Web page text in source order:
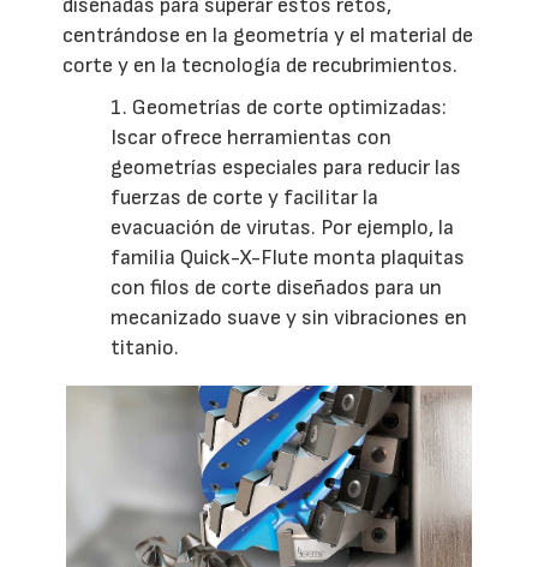
diseñadas para superar estos retos,
centrándose en la geometría y el material de
corte y en la tecnología de recubrimientos.
1. Geometrías de corte optimizadas:
Iscar ofrece herramientas con
geometrías especiales para reducir las
fuerzas de corte y facilitar la
evacuación de virutas. Por ejemplo, la
familia Quick-X-Flute monta plaquitas
con filos de corte diseñados para un
mecanizado suave y sin vibraciones en
titanio.